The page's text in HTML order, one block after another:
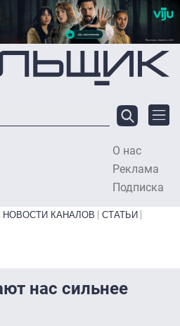
О нас
Реклама
Подписка
НОВОСТИ КАНАЛОВ
СТАТЬИ
нас сильнее